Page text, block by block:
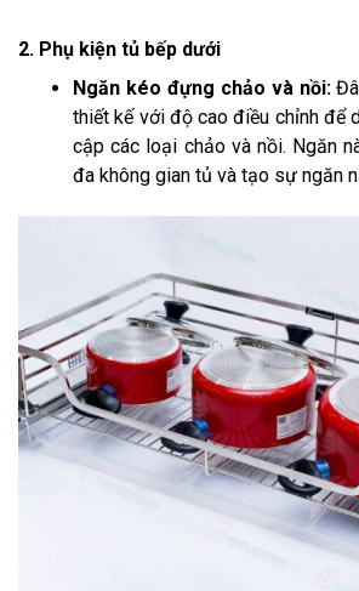
2. Phụ kiện tủ bếp dưới
Ngăn kéo đựng chảo và nồi:
thiết kế với độ cao điều chỉnh để
cập các loại chảo và nồi. Ngăn
đa không gian tủ và tạo sự ngăn